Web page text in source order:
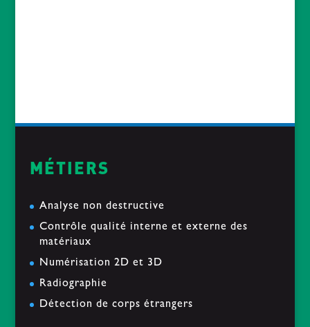
MÉTIERS
Analyse non destructive
Contrôle qualité interne et externe des
matériaux
Numérisation 2D et 3D
Radiographie
Détection de corps étrangers